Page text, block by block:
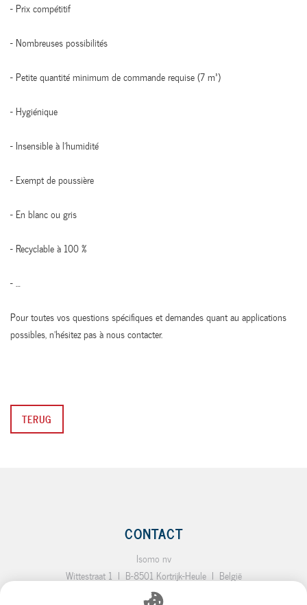
- Prix compétitif
- Nombreuses possibilités
- Petite quantité minimum de commande requise (7 m³)
- Hygiénique
- Insensible à l’humidité
- Exempt de poussière
- En blanc ou gris
- Recyclable à 100 %
- …
Pour toutes vos questions spécifiques et demandes quant au applications
possibles, n’hésitez pas à nous contacter.
TERUG
CONTACT
Isomo nv
Wittestraat 1I B-8501 Kortrijk-HeuleI België
+32 (0)56 35 92 10